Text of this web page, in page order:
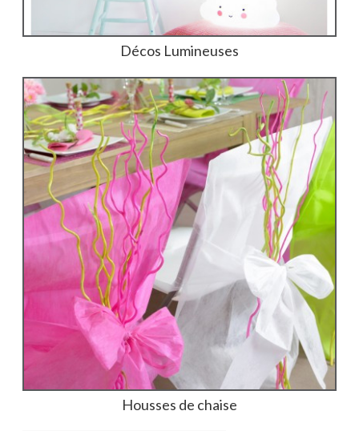
Décos Lumineuses
Housses de chaise